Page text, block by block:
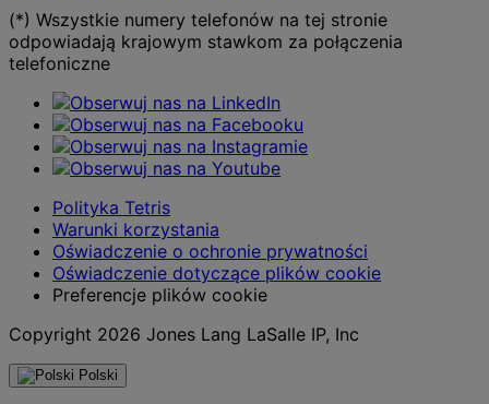
(*) Wszystkie numery telefonów na tej stronie
odpowiadają krajowym stawkom za połączenia
telefoniczne
Polityka Tetris
Warunki korzystania
Oświadczenie o ochronie prywatności
Oświadczenie dotyczące plików cookie
Preferencje plików cookie
Copyright 2026 Jones Lang LaSalle IP, Inc
Polski